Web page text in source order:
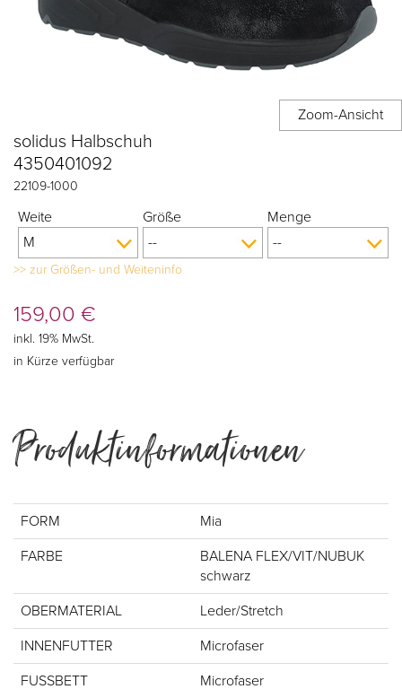
solidus Halbschuh
4350401092
22109-1000
Weite Größe Menge
>> zur Größen- und Weiteninfo
159,00 €
inkl. 19% MwSt.
in Kürze verfügbar
Produktinformationen
FORM Mia
FARBE
BALENA FLEX/VIT/NUBUK
schwarz
OBERMATERIAL Leder/Stretch
INNENFUTTER Microfaser
FUSSBETT Microfaser